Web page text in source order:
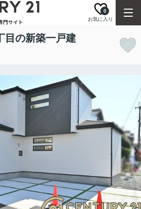
お気に入り
0
目の新築一戸建